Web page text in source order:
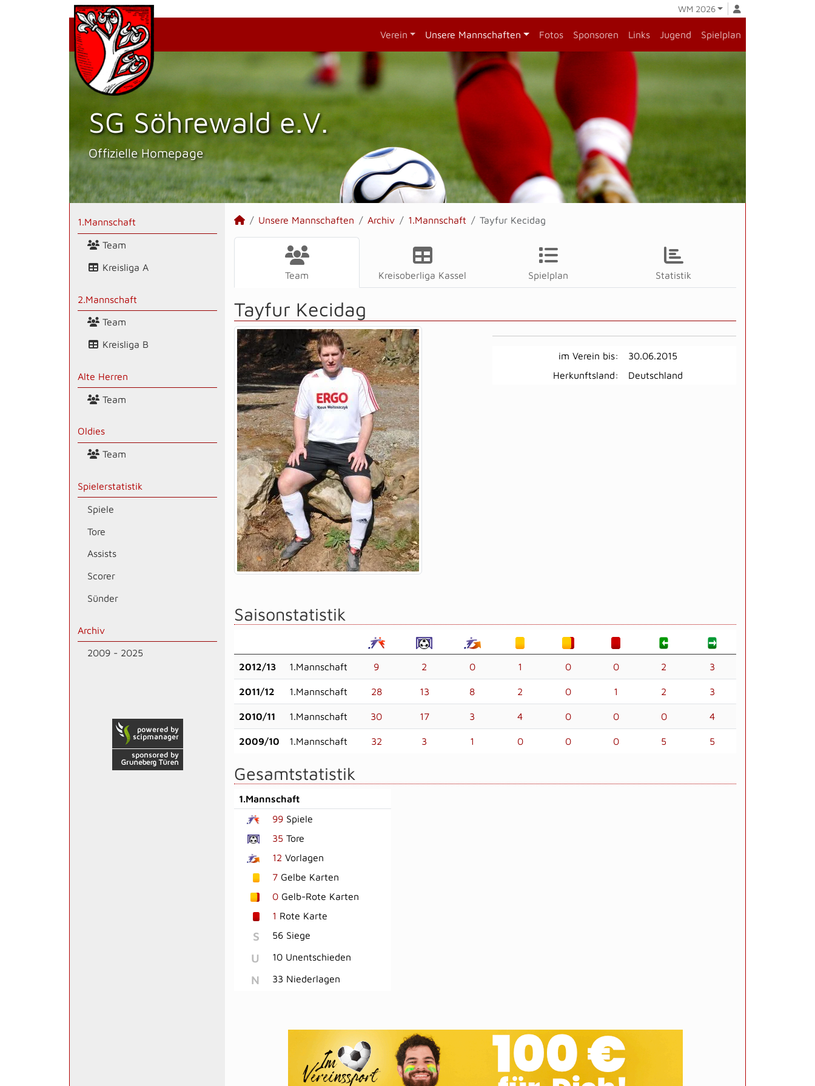
WM 2026
Verein Unsere Mannschaften Fotos Sponsoren Links Jugend Spielplan
SG Söhrewald e.V.
Offizielle Homepage
1.Mannschaft
Team
Kreisliga A
2.Mannschaft
Team
Kreisliga B
Alte Herren
Team
Oldies
Team
Spielerstatistik
Spiele
Tore
Assists
Scorer
Sünder
Archiv
2009 - 2025
Unsere Mannschaften Archiv 1.Mannschaft Tayfur Kecidag
Team Kreisoberliga Kassel Spielplan Statistik
Tayfur Kecidag
im Verein bis:
30.06.2015
Herkunftsland:
Deutschland
Saisonstatistik
2012/13 1.Mannschaft 9 2 0 1 0 0 2 3
2011/12 1.Mannschaft 28 13 8 2 0 1 2 3
2010/11 1.Mannschaft 30 17 3 4 0 0 0 4
2009/10 1.Mannschaft 32 3 1 0 0 0 5 5
Gesamtstatistik
1.Mannschaft
99 Spiele
35 Tore
12 Vorlagen
7 Gelbe Karten
0 Gelb-Rote Karten
1 Rote Karte
S 56 Siege
U 10 Unentschieden
N 33 Niederlagen